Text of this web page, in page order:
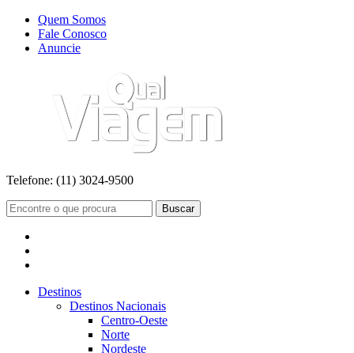
Quem Somos
Fale Conosco
Anuncie
Telefone: (11) 3024-9500
Buscar
Destinos
Destinos Nacionais
Centro-Oeste
Norte
Nordeste